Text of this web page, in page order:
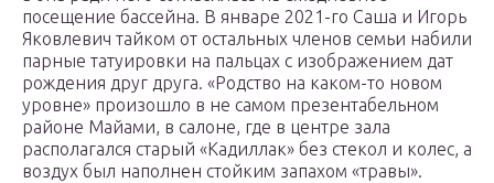
посещение бассейна. В январе 2021-го Саша и Игорь
Яковлевич тайком от остальных членов семьи набили
парные татуировки на пальцах с изображением дат
рождения друг друга. «Родство на каком-то новом
уровне» произошло в не самом презентабельном
районе Майами, в салоне, где в центре зала
располагался старый «Кадиллак» без стекол и колес, а
воздух был наполнен стойким запахом «травы».